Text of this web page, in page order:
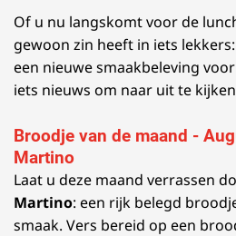
Of u nu langskomt voor de
gewoon zin heeft in iets
een nieuwe smaakbeleving
iets nieuws om naar uit te
Broodje van de maand -
Martino
Laat u deze maand verrassen
Martino: een rijk belegd
smaak. Vers bereid op een